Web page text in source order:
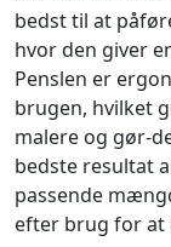
bedst til at
hvor den giver
Penslen er
brugen, hvilket
malere og gør-
bedste resultat
passende
efter brug for at